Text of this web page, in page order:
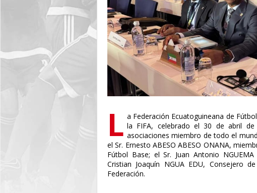
L a Federación Ecuatoguineana de
la FIFA, celebrado el 30 de abril
asociaciones miembro de todo el
el Sr. Ernesto ABESO ABESO ONANA,
Fútbol Base; el Sr. Juan Antonio
Cristian Joaquín NGUA EDU, Consejero
Federación.